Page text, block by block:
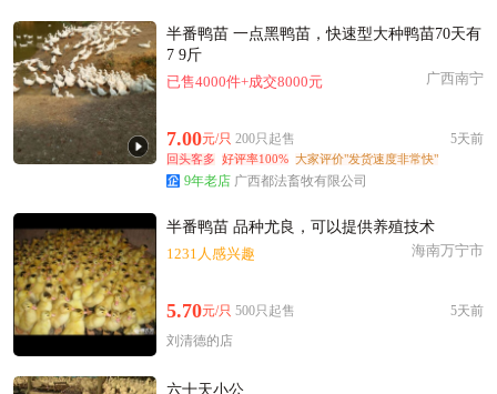
半番鸭苗 一点黑鸭苗，快速型大种鸭苗70天有
7 9斤
已售4000件+成交8000元
广西南宁
7.00元/只 200只起售 5天前
回头客多 好评率100% 大家评价"发货速度非常快"
9年老店 广西都法畜牧有限公司
半番鸭苗 品种尤良，可以提供养殖技术
1231人感兴趣
海南万宁市
5.70元/只 500只起售
5天前
刘清德的店
六十天小公